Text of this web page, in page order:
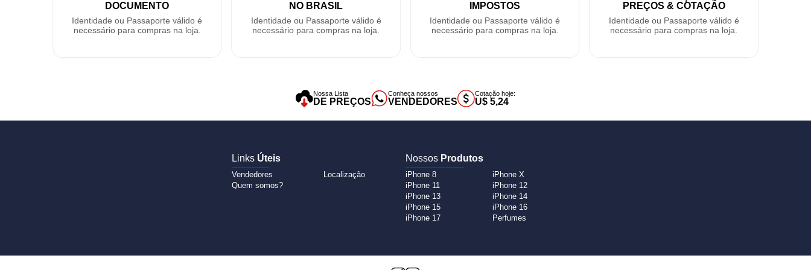
DOCUMENTO
Identidade ou Passaporte válido é
necessário para compras na loja.
NO BRASIL
Identidade ou Passaporte válido é
necessário para compras na loja.
IMPOSTOS
Identidade ou Passaporte válido é
necessário para compras na loja.
PREÇOS & COTAÇÃO
Identidade ou Passaporte válido é
necessário para compras na loja.
Nossa Lista
DE PREÇOS
Conheça nossos
VENDEDORES
Cotação hoje:
U$ 5,24
Links Úteis
Vendedores
Localização
Quem somos?
Nossos Produtos
iPhone 8
iPhone X
iPhone 11
iPhone 12
iPhone 13
iPhone 14
iPhone 15
iPhone 16
iPhone 17
Perfumes